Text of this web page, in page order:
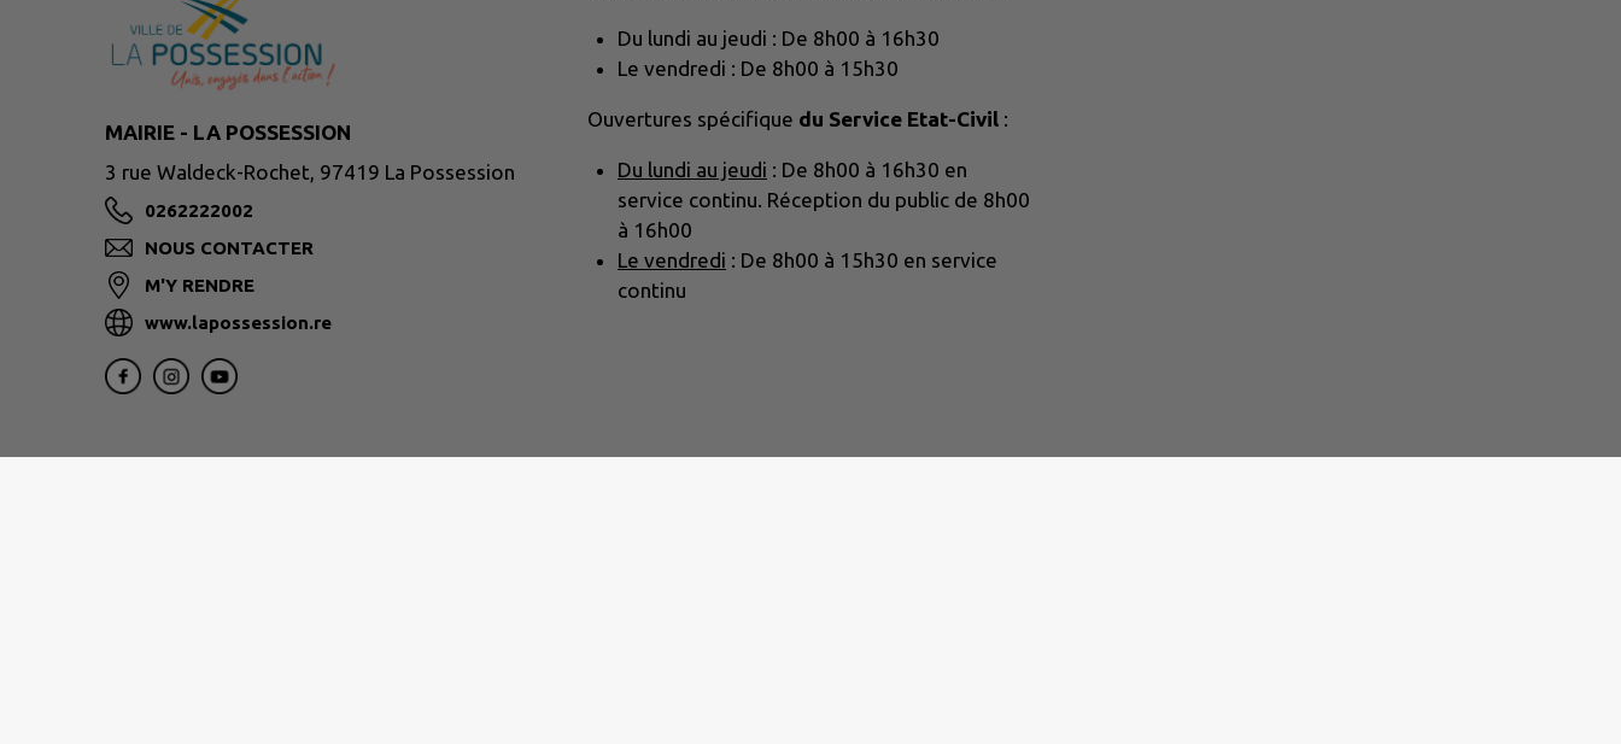
MAIRIE - LA POSSESSION
3 rue Waldeck-Rochet, 97419 La Possession
0262222002
NOUS CONTACTER
M'Y RENDRE
www.lapossession.re
Du lundi au jeudi : De 8h00 à 16h30
Le vendredi : De 8h00 à 15h30
Ouvertures spécifique du Service Etat-Civil :
Du lundi au jeudi : De 8h00 à 16h30 en
service continu. Réception du public de 8h00
à 16h00
Le vendredi : De 8h00 à 15h30 en service
continu